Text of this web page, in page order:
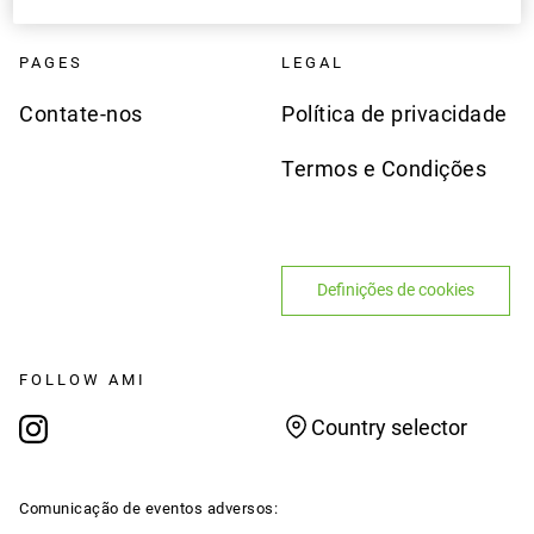
PAGES
Contate-nos
LEGAL
Política de privacidade
Termos e Condições
Definições de cookies
FOLLOW AMI
Country selector
Comunicação de eventos adversos: